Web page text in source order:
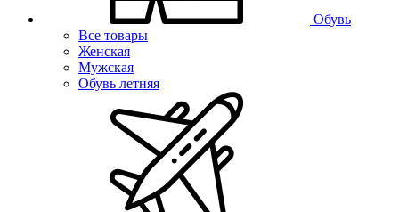
Обувь
Все товары
Женская
Мужская
Обувь летняя